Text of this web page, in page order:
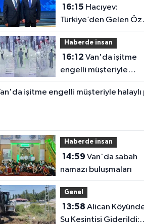
Ziyaret
16:15
Türkiye’den Gelen Öz
Evine Gelir
Haberde insan
16:12
engelli müşteriyle
halaylı pazarlık
gülümsetti
Haberde insan
14:59
namazı buluşmaları
Genel
13:58
Su Kesintisi Giderildi: